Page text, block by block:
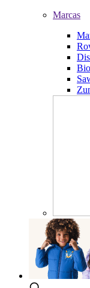
Marcas